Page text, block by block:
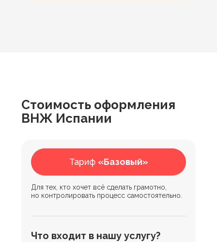
Стоимость оформления
ВНЖ Испании
Что входит в нашу услугу?
Что входит в нашу услугу?
Для тех, кто хочет всё сделать грамотно,
но контролировать процесс самостоятельно.
Тариф «Базовый»